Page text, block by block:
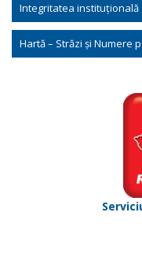
Integritatea instituțională
Hartă – Străzi și Numere